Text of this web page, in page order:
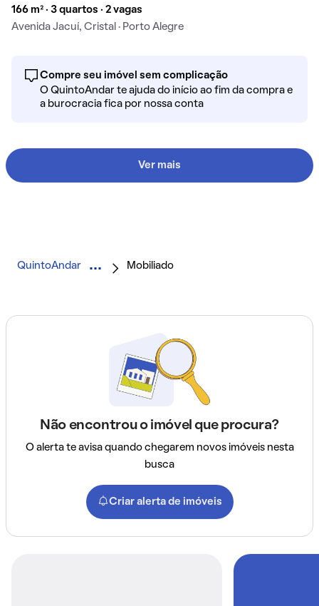
166 m² · 3 quartos · 2 vagas
Avenida Jacuí, Cristal · Porto Alegre
Compre seu imóvel sem complicação
O QuintoAndar te ajuda do início ao fim da compra e
a burocracia fica por nossa conta
Ver mais
QuintoAndar Mobiliado
Não encontrou o imóvel que procura?
O alerta te avisa quando chegarem novos imóveis nesta
busca
Criar alerta de imóveis